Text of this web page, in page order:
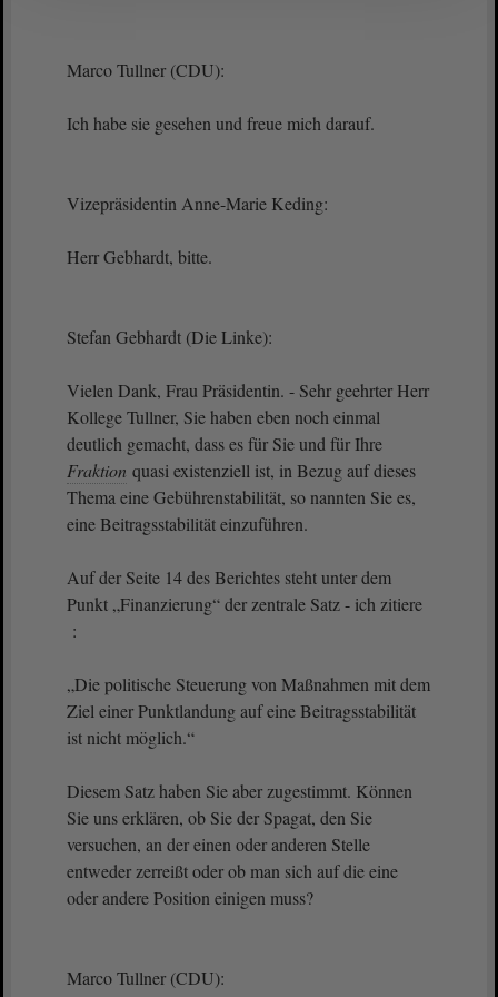
Marco Tullner (CDU):
Ich habe sie gesehen und freue mich darauf.
Vizepräsidentin Anne-Marie Keding:
Herr Gebhardt, bitte.
Stefan Gebhardt (Die Linke):
Vielen Dank, Frau Präsidentin. - Sehr geehrter Herr
Kollege Tullner, Sie haben eben noch einmal
deutlich gemacht, dass es für Sie und für Ihre
Fraktion quasi existenziell ist, in Bezug auf dieses
Thema eine Gebührenstabilität, so nannten Sie es,
eine Beitragsstabilität einzuführen.
Auf der Seite 14 des Berichtes steht unter dem
Punkt „Finanzierung“ der zentrale Satz - ich zitiere
:
„Die politische Steuerung von Maßnahmen mit dem
Ziel einer Punktlandung auf eine Beitragsstabilität
ist nicht möglich.“
Diesem Satz haben Sie aber zugestimmt. Können
Sie uns erklären, ob Sie der Spagat, den Sie
versuchen, an der einen oder anderen Stelle
entweder zerreißt oder ob man sich auf die eine
oder andere Position einigen muss?
Marco Tullner (CDU):